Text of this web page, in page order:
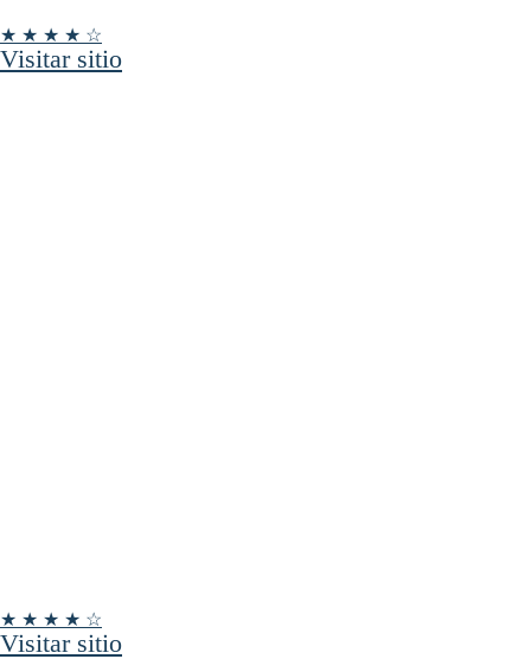
★ ★ ★ ★ ☆
Visitar sitio
★ ★ ★ ★ ☆
Visitar sitio